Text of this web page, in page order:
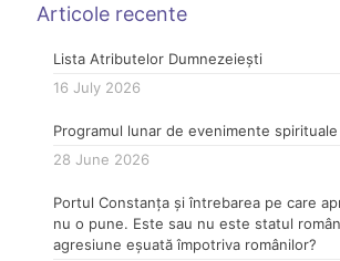
Articole recente
Lista Atributelor Dumnezeiești
16 July 2026
Programul lunar de evenimente spirituale
28 June 2026
Portul Constanța și întrebarea pe care
nu o pune. Este sau nu este statul
agresiune eșuată împotriva românilor?